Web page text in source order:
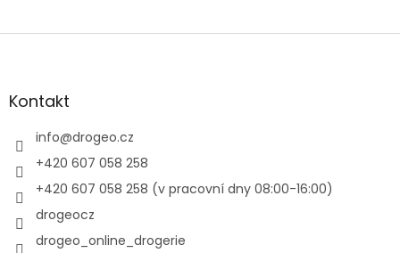
Z
aKontakt
info@drogeo.cz
+420 607 058 258
+420 607 058 258 (v pracovní dny 08:00-16:00)
drogeocz
drogeo_online_drogerie